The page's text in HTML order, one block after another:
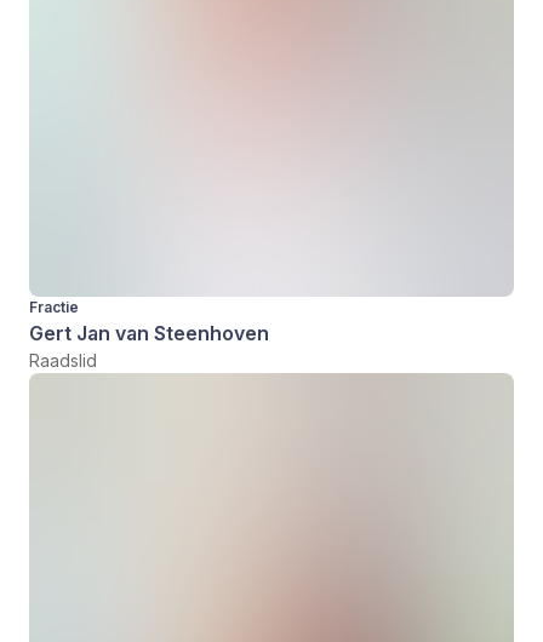
Fractie
Gert Jan van Steenhoven
Raadslid